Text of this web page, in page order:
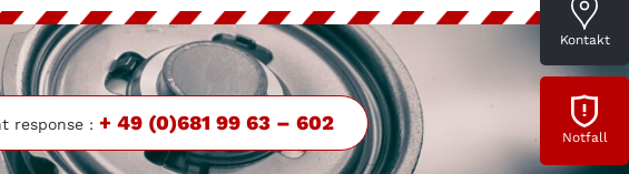
Kontakt
Notfall
response : + 49 (0)681 99 63 – 602